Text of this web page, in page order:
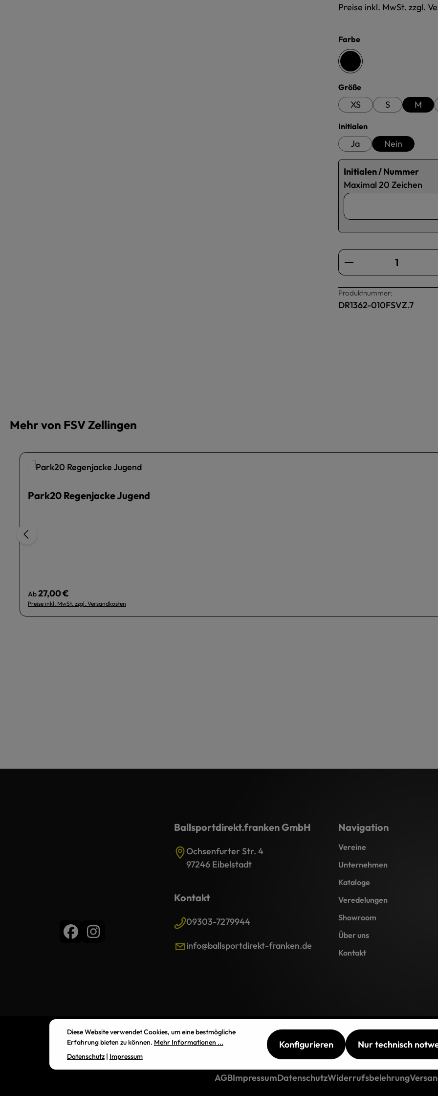
Preise inkl. MwSt. zzgl.
Farbeauswählen
schwarz
Größeauswählen
XS S M
Initialenauswählen
Ja Nein
Initialen / Nummer
Maximal 20 Zeichen
Produkt Anzahl:
Produktnummer:
DR1362-010FSVZ.7
Mehr von FSV Zellingen
Park20 Regenjacke Jugend
Regulärer Preis:
Ab27,00 €
Preise inkl. MwSt. zzgl. Versandkosten
Ballsportdirekt.franken GmbH
Ochsenfurter Str. 4
97246 Eibelstadt
Kontakt
09303-7279944
info@ballsportdirekt-franken.de
Navigation
Vereine
Unternehmen
Kataloge
Veredelungen
Showroom
Über uns
Kontakt
AGBImpressumDatenschutzWiderrufsbelehrung
Diese Website verwendet Cookies, um eine bestmögliche
Erfahrung bieten zu können. Mehr Informationen ...
Datenschutz| Impressum
Nur technisch
Konfigurieren